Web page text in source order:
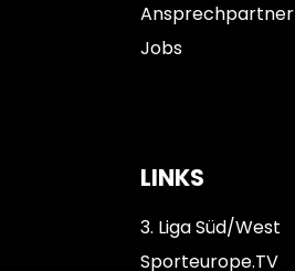
Ansprechpartner
Jobs
LINKS
3. Liga Süd/West
Sporteurope.TV